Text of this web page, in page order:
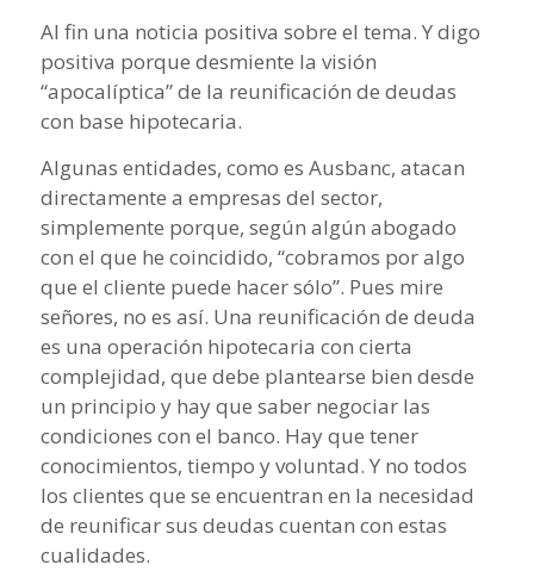
Al fin una noticia positiva sobre el tema. Y digo
positiva porque desmiente la visión
“apocalíptica” de la reunificación de deudas
con base hipotecaria.
Algunas entidades, como es Ausbanc, atacan
directamente a empresas del sector,
simplemente porque, según algún abogado
con el que he coincidido, “cobramos por algo
que el cliente puede hacer sólo”. Pues mire
señores, no es así. Una reunificación de deuda
es una operación hipotecaria con cierta
complejidad, que debe plantearse bien desde
un principio y hay que saber negociar las
condiciones con el banco. Hay que tener
conocimientos, tiempo y voluntad. Y no todos
los clientes que se encuentran en la necesidad
de reunificar sus deudas cuentan con estas
cualidades.